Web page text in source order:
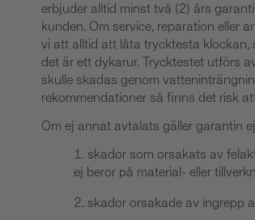
erbjuder alltid minst två (2) års
kunden. Om service, reparation eller
vi att alltid att låta trycktesta klockan,
det är ett dykarur. Trycktestet utförs
skulle skadas genom
rekommendationer så finns det risk
Om ej annat avtalats gäller garantin
skador som orsakats av
ej beror på material- eller
skador orsakade av ingrepp